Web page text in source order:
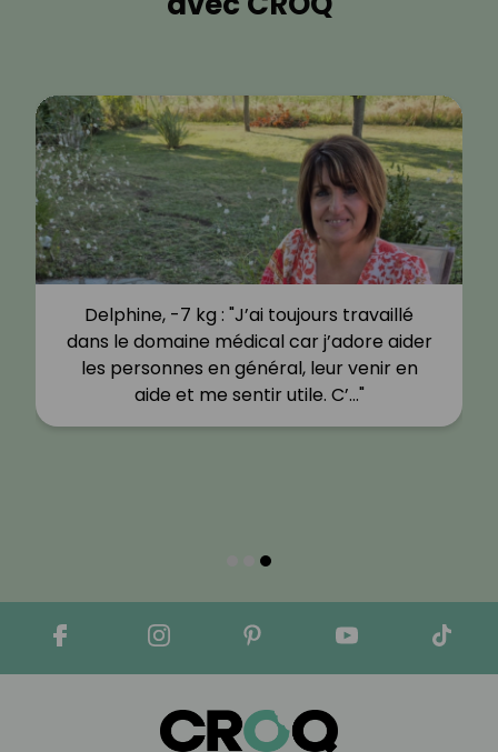
Delphine, -7 kg : "J’ai toujours travaillé
dans le domaine médical car j’adore aider
les personnes en général, leur venir en
aide et me sentir utile. C’…"